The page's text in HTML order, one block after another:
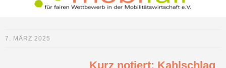
7. MÄRZ 2025
Kurz notiert: Kahlschlag